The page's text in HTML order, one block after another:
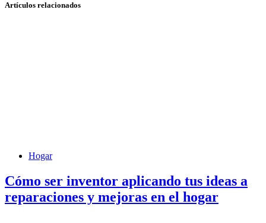
Artículos relacionados
Hogar
Cómo ser inventor aplicando tus ideas a
reparaciones y mejoras en el hogar